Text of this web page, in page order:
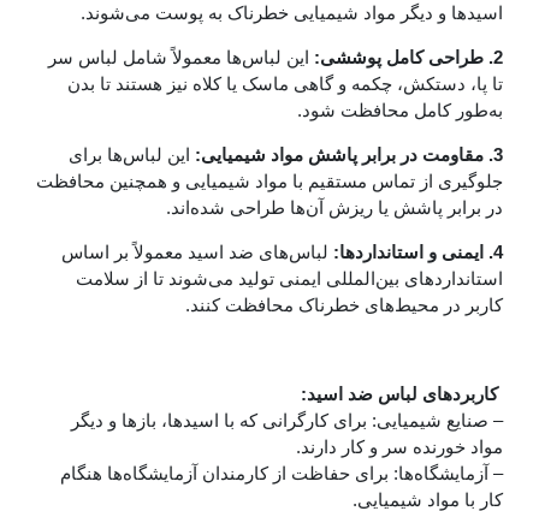
اسیدها و دیگر مواد شیمیایی خطرناک به پوست می‌شوند.
این لباس‌ها معمولاً شامل لباس سر
تا پا، دستکش، چکمه و گاهی ماسک یا کلاه نیز هستند تا بدن
به‌طور کامل محافظت شود.
این لباس‌ها برای
جلوگیری از تماس مستقیم با مواد شیمیایی و همچنین محافظت
در برابر پاشش یا ریزش آن‌ها طراحی شده‌اند.
لباس‌های ضد اسید معمولاً بر اساس
استانداردهای بین‌المللی ایمنی تولید می‌شوند تا از سلامت
کاربر در محیط‌های خطرناک محافظت کنند.
کاربردهای لباس ضد اسید:
– صنایع شیمیایی: برای کارگرانی که با اسیدها، بازها و دیگر
مواد خورنده سر و کار دارند.
– آزمایشگاه‌ها: برای حفاظت از کارمندان آزمایشگاه‌ها هنگام
کار با مواد شیمیایی.